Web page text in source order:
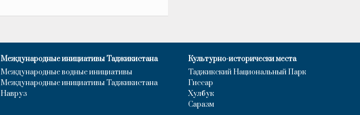
Международные инициативы Таджикистана
Международные водные инициативы
Международные инициативы Таджикистана
Навруз
Культурно-исторически места
Таджикский Национальный Парк
Гиссар
Хулбук
Саразм